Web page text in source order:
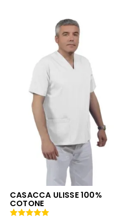
CASACCA ULISSE 100%
COTONE